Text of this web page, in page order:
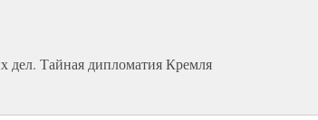
Тайная дипломатия Кремля